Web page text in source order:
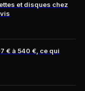
et disques chez
€ à 540 €, ce qui